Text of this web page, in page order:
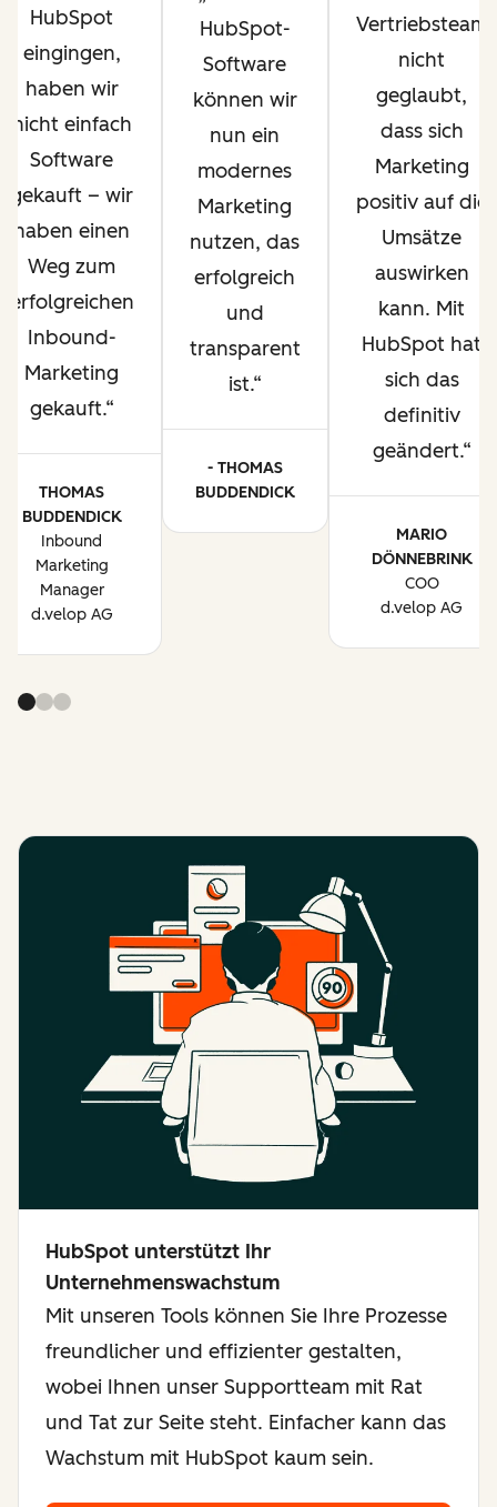
HubSpot
eingingen,
haben wir
nicht einfach
Software
gekauft – wir
haben einen
Weg zum
erfolgreichen
Inbound-
Marketing
gekauft.
THOMAS
BUDDENDICK
Inbound
Marketing
Manager
d.velop AG
HubSpot-
Software
können wir
nun ein
modernes
Marketing
nutzen, das
erfolgreich
und
transparent
ist.
- THOMAS
BUDDENDICK
Vertriebsteam
nicht
geglaubt,
dass sich
Marketing
positiv auf die
Umsätze
auswirken
kann. Mit
HubSpot hat
sich das
definitiv
geändert.
MARIO
DÖNNEBRINK
COO
d.velop AG
HubSpot unterstützt Ihr
Unternehmenswachstum
Mit unseren Tools können Sie Ihre Prozesse
freundlicher und effizienter gestalten,
wobei Ihnen unser Supportteam mit Rat
und Tat zur Seite steht. Einfacher kann das
Wachstum mit HubSpot kaum sein.